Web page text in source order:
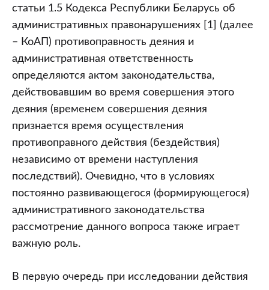
обратной
силы)
(часть
1)
статьи 1.5 Кодекса Республики Беларусь об
административных правонарушениях [1] (далее
– КоАП) противоправность деяния и
административная ответственность
определяются актом законодательства,
действовавшим во время совершения этого
деяния (временем совершения деяния
признается время осуществления
противоправного действия (бездействия)
независимо от времени наступления
последствий). Очевидно, что в условиях
постоянно развивающегося (формирующегося)
административного законодательства
рассмотрение данного вопроса также играет
важную роль.
В первую очередь при исследовании действия